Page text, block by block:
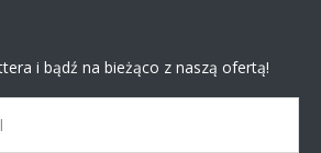
i bądź na bieżąco z naszą ofertą!